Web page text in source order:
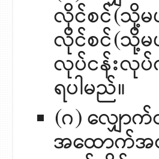
လိုင်စင်(သို့
လိုင်စင်(သို့မ
လုပ်ငန်းလုပ်
ရပါမည်။
(ဂ) လျှေ
အထောက်အထ